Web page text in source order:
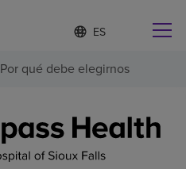
Lista
de
idiomas
contraída
d
o
s
e
e
Por qué debe elegirnos